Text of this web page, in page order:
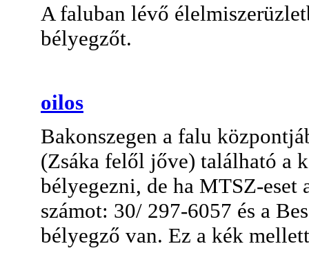
A faluban lévő
bélyegzőt.
oilos
Bakonszegen a falu
(Zsáka felől jőve) található a
bélyegezni, de ha MTSZ-
számot: 30/ 297-6057 és a
bélyegző van. Ez a kék